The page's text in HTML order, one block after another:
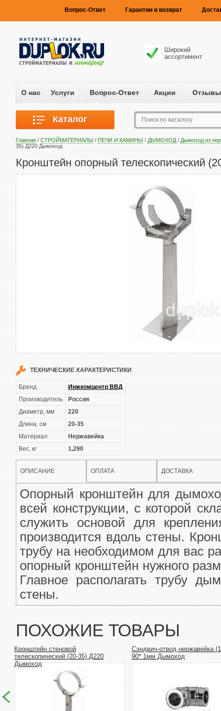
Вопрос-Ответ Гарантии и возврат
Широкий
ассортимент
О нас Услуги Вопрос-Ответ Акции Отзывы
Главная / СТРОЙМАТЕРИАЛЫ / ПЕЧИ И КАМИНЫ / ДЫМОХОД / Дымоход из
35) Д220 Дымоход
Кронштейн опорный телескопический
ТЕХНИЧЕСКИЕ ХАРАКТЕРИСТИКИ
Бренд
Инжкомцентр ВВД
Производитель
Россия
Диаметр, мм
220
Длина, см
20-35
Материал
Нержавейка
Вес, кг
1,290
ОПИСАНИЕ ОПЛАТА ДОСТАВКА
Опорный кронштейн для
всей конструкции, с которой
служить основой для
производится вдоль стены.
трубу на необходимом для вас
опорный кронштейн нужного
Главное располагать трубу
стены.
ПОХОЖИЕ ТОВАРЫ
Кронштейн стеновой
телескопический (20-35) Д220
Дымоход
Сэндвич-отвод нержавейка
90* 1мм Дымоход
Каталог